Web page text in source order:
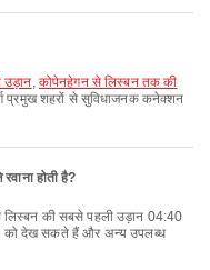
उड़ान, कोपेनहेगन से लिस्बन तक की
प्रमुख शहरों से सुविधाजनक कनेक्शन
होती है?
को देख सकते हैं और अन्य उपलब्ध